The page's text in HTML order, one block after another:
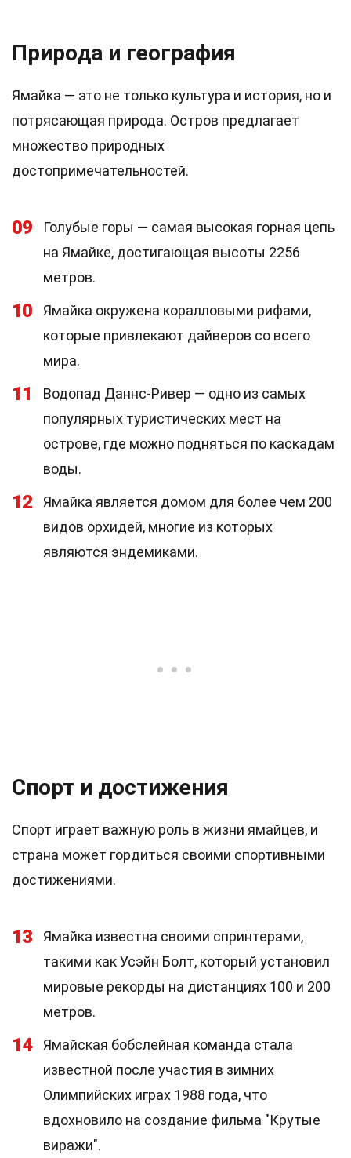
Природа и география
Ямайка — это не только культура и история, но и
потрясающая природа. Остров предлагает
множество природных
достопримечательностей.
09
Голубые горы — самая высокая горная цепь
на Ямайке, достигающая высоты 2256
метров.
10
Ямайка окружена коралловыми рифами,
которые привлекают дайверов со всего
мира.
11
Водопад Даннс-Ривер — одно из самых
популярных туристических мест на
острове, где можно подняться по каскадам
воды.
12
Ямайка является домом для более чем 200
видов орхидей, многие из которых
являются эндемиками.
Спорт и достижения
Спорт играет важную роль в жизни ямайцев, и
страна может гордиться своими спортивными
достижениями.
13
Ямайка известна своими спринтерами,
такими как Усэйн Болт, который установил
мировые рекорды на дистанциях 100 и 200
метров.
14
Ямайская бобслейная команда стала
известной после участия в зимних
Олимпийских играх 1988 года, что
вдохновило на создание фильма "Крутые
виражи".